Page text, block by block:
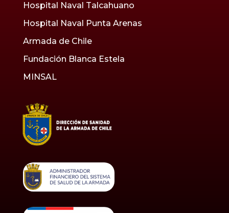
Hospital Naval Talcahuano
Hospital Naval Punta Arenas
Armada de Chile
Fundación Blanca Estela
MINSAL